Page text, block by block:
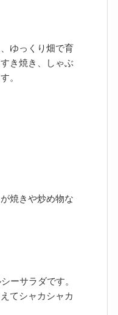
ゆっくり畑で育
き焼き、しゃぶ
。
焼きや炒め物な
ーサラダです。
てシャカシャカ